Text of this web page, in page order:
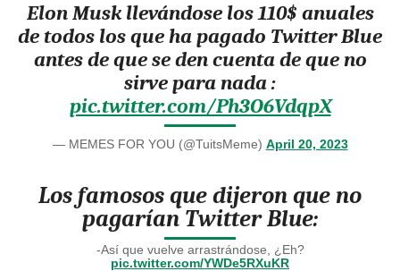
Elon Musk llevándose los 110$ anuales
de todos los que ha pagado Twitter Blue
antes de que se den cuenta de que no
sirve para nada :
pic.twitter.com/Ph3O6VdqpX
— MEMES FOR YOU (@TuitsMeme) April 20, 2023
Los famosos que dijeron que no
pagarían Twitter Blue:
-Así que vuelve arrastrándose, ¿Eh?
pic.twitter.com/YWDe5RXuKR